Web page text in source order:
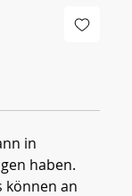
in
haben.
können an